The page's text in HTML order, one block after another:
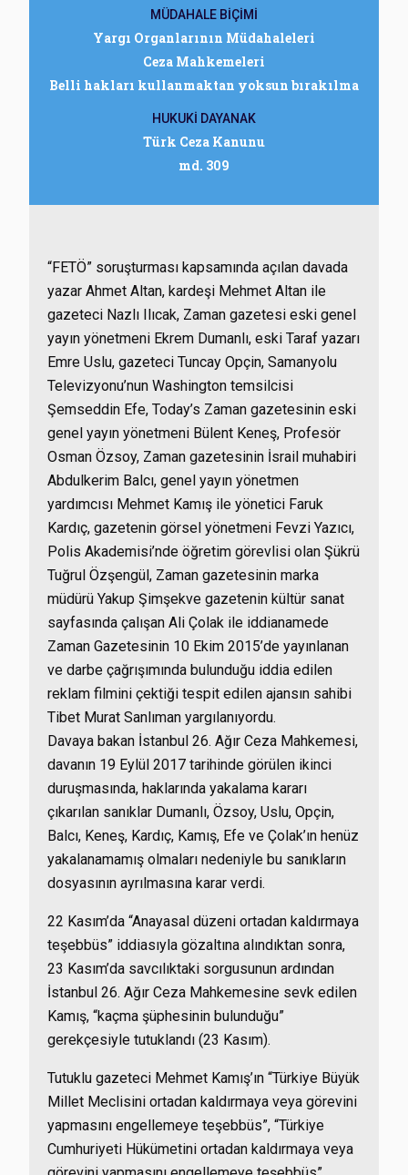
MÜDAHALE BİÇİMİ
Yargı Organlarının Müdahaleleri
Ceza Mahkemeleri
Belli hakları kullanmaktan yoksun bırakılma
HUKUKİ DAYANAK
Türk Ceza Kanunu
md. 309
“FETÖ” soruşturması kapsamında açılan davada
yazar Ahmet Altan, kardeşi Mehmet Altan ile
gazeteci Nazlı Ilıcak, Zaman gazetesi eski genel
yayın yönetmeni Ekrem Dumanlı, eski Taraf yazarı
Emre Uslu, gazeteci Tuncay Opçin, Samanyolu
Televizyonu’nun Washington temsilcisi
Şemseddin Efe, Today’s Zaman gazetesinin eski
genel yayın yönetmeni Bülent Keneş, Profesör
Osman Özsoy, Zaman gazetesinin İsrail muhabiri
Abdulkerim Balcı, genel yayın yönetmen
yardımcısı Mehmet Kamış ile yönetici Faruk
Kardıç, gazetenin görsel yönetmeni Fevzi Yazıcı,
Polis Akademisi’nde öğretim görevlisi olan Şükrü
Tuğrul Özşengül, Zaman gazetesinin marka
müdürü Yakup Şimşekve gazetenin kültür sanat
sayfasında çalışan Ali Çolak ile iddianamede
Zaman Gazetesinin 10 Ekim 2015’de yayınlanan
ve darbe çağrışımında bulunduğu iddia edilen
reklam filmini çektiği tespit edilen ajansın sahibi
Tibet Murat Sanlıman yargılanıyordu.
Davaya bakan İstanbul 26. Ağır Ceza Mahkemesi,
davanın 19 Eylül 2017 tarihinde görülen ikinci
duruşmasında, haklarında yakalama kararı
çıkarılan sanıklar Dumanlı, Özsoy, Uslu, Opçin,
Balcı, Keneş, Kardıç, Kamış, Efe ve Çolak’ın henüz
yakalanamamış olmaları nedeniyle bu sanıkların
dosyasının ayrılmasına karar verdi.
22 Kasım’da “Anayasal düzeni ortadan kaldırmaya
teşebbüs” iddiasıyla gözaltına alındıktan sonra,
23 Kasım’da savcılıktaki sorgusunun ardından
İstanbul 26. Ağır Ceza Mahkemesine sevk edilen
Kamış, “kaçma şüphesinin bulunduğu”
gerekçesiyle tutuklandı (23 Kasım).
Tutuklu gazeteci Mehmet Kamış’ın “Türkiye Büyük
Millet Meclisini ortadan kaldırmaya veya görevini
yapmasını engellemeye teşebbüs”, “Türkiye
Cumhuriyeti Hükümetini ortadan kaldırmaya veya